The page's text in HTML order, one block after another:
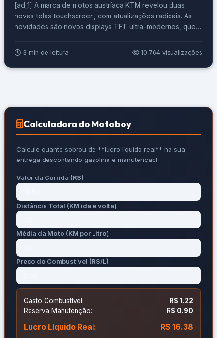
[ad_1] A marca de motos austríaca KTM revelou duas
novas telas touchscreen, com atualizações radicais. As
novidades são novos displays TFT ultra-modernos, que
Confira mais detalhes da novidade que parecem painel
de carro em moto. Painel de carro em moto? A KTM tem
várias novidades chegando, uma […]
3 min de leitura 10.764 visualizações
Calculadora do Motoboy
Calcule quanto sobrou de **lucro líquido real** na sua
entrega descontando gasolina e manutenção!
Valor da Corrida (R$)
Distância Total (KM ida e volta)
Média da Moto (KM por Litro)
Preço do Combustível (R$/L)
Gasto Combustível:
R$ 1.22
Reserva Manutenção:
R$ 0.90
Lucro Líquido Real: R$ 16.38